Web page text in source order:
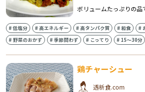
ボリュームたっぷりの品
#低塩分 #高エネルギー #高タンパク質 #和食 #
#野菜のおかず #季節問わず # こってり # 15〜30分
鶏チャーシュー
透析食.com